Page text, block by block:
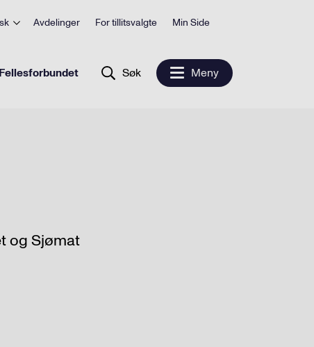
Avdelinger For tillitsvalgte Min Side
Søk Meny
og Sjømat